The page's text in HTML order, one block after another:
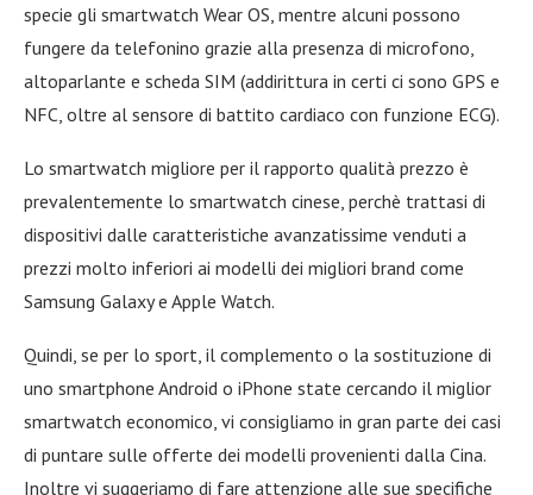
specie gli smartwatch Wear OS, mentre alcuni possono
fungere da telefonino grazie alla presenza di microfono,
altoparlante e scheda SIM (addirittura in certi ci sono GPS e
NFC, oltre al sensore di battito cardiaco con funzione ECG).
Lo smartwatch migliore per il rapporto qualità prezzo è
prevalentemente lo smartwatch cinese, perchè trattasi di
dispositivi dalle caratteristiche avanzatissime venduti a
prezzi molto inferiori ai modelli dei migliori brand come
Samsung Galaxy e Apple Watch.
Quindi, se per lo sport, il complemento o la sostituzione di
uno smartphone Android o iPhone state cercando il miglior
smartwatch economico, vi consigliamo in gran parte dei casi
di puntare sulle offerte dei modelli provenienti dalla Cina.
Inoltre vi suggeriamo di fare attenzione alle sue specifiche